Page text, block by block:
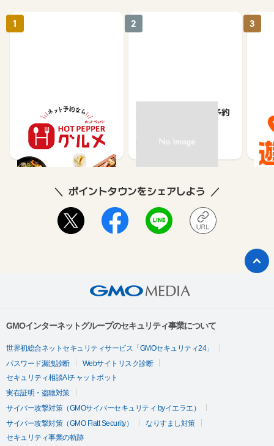
【ホットペッパーグル
メ】レストラン予約
85
1
楽天ぐるなびネット予約
80
2 3
ポイントタウンをシェアしよう
GMOインターネットグループのセキュリティ事業について
世界初総合ネットセキュリティサービス「GMOセキュリティ24」
パスワード漏洩診断
Webサイトリスク診断
セキュリティ相談AIチャットボット
実在証明・盗聴対策
サイバー攻撃対策（GMOサイバーセキュリティ byイエラエ）
サイバー攻撃対策（GMO Flatt Security）
なりすまし対策
セキュリティ事業の軌跡